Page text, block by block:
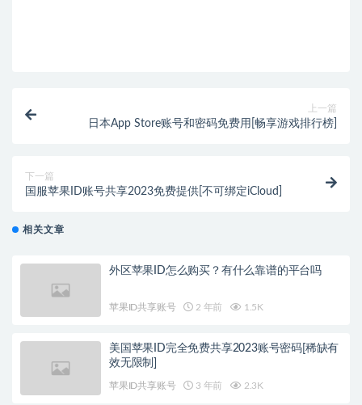
上一篇
日本App Store账号和密码免费用[畅享游戏排行榜]
下一篇
国服苹果ID账号共享2023免费提供[不可绑定iCloud]
相关文章
外区苹果ID怎么购买？有什么靠谱的平台吗
苹果ID共享账号 2 年前 1.5K
美国苹果ID完全免费共享2023账号密码[稀缺有
效无限制]
苹果ID共享账号 3 年前 2.3K